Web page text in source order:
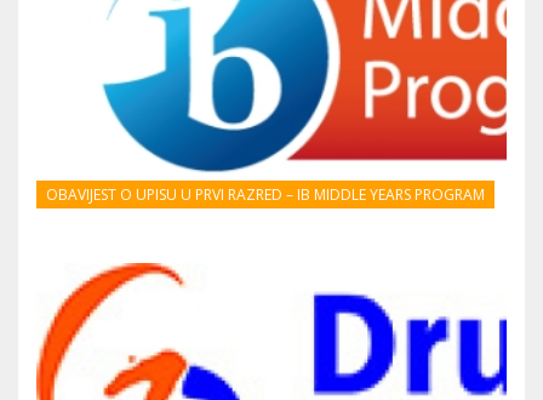
OBAVIJEST O UPISU U PRVI RAZRED – IB MIDDLE YEARS PROGRAM